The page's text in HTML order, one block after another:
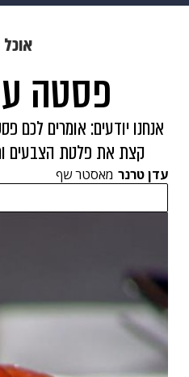
תרבות
גאווה
אוכל
פסטה
אנחנו יודעים: אומרים לכם
קצת את פלטת הצבעים
עדן טרנר מאסטר שף